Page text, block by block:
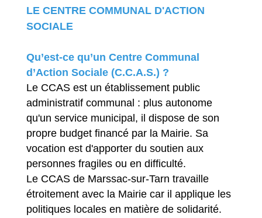
LE CENTRE COMMUNAL D'ACTION
SOCIALE
Qu’est-ce qu’un Centre Communal
d’Action Sociale (C.C.A.S.) ?
Le CCAS est un établissement public
administratif communal : plus autonome
qu'un service municipal, il dispose de son
propre budget financé par la Mairie. Sa
vocation est d'apporter du soutien aux
personnes fragiles ou en difficulté.
Le CCAS de Marssac-sur-Tarn travaille
étroitement avec la Mairie car il applique les
politiques locales en matière de solidarité.